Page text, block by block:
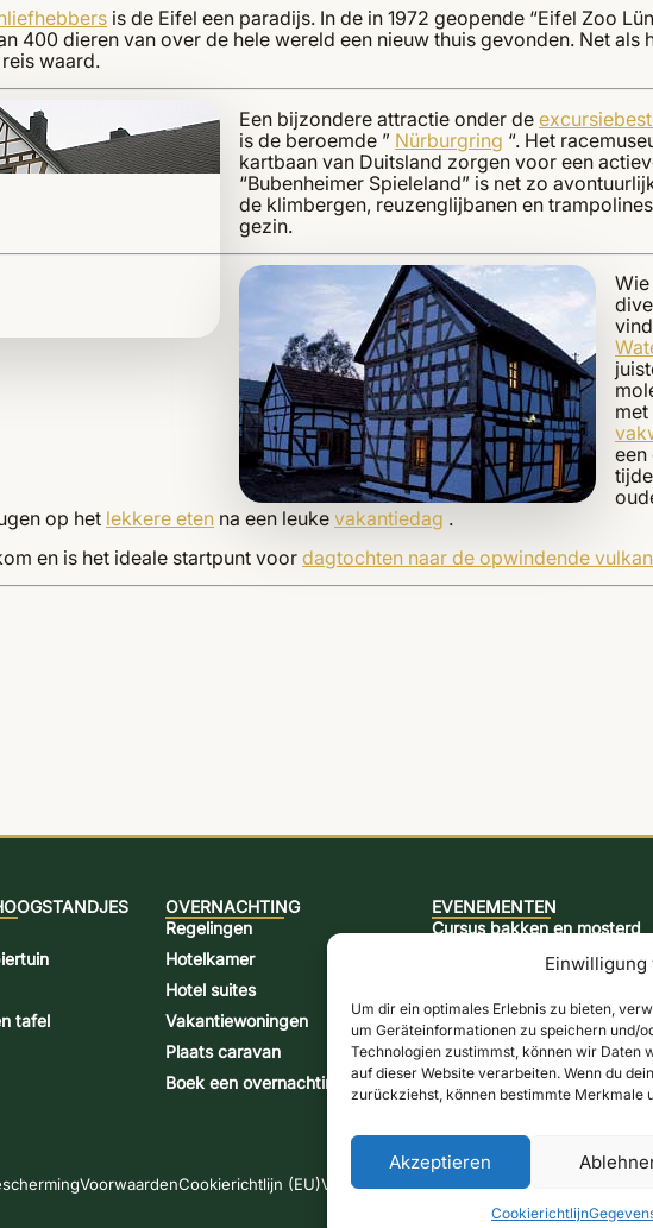
Einwilligung
Um dir ein optimales Erlebnis zu bieten,
um Geräteinformationen zu speichern und/
Technologien zustimmst, können wir Daten
auf dieser Website verarbeiten. Wenn du
zurückziehst, können bestimmte Merkmale
Akzeptieren
Cookierichtlijn
is de Eifel een paradijs. In de in 1972 geopende “Eifel Zoo
400 dieren van over de hele wereld een nieuw thuis gevonden. Net als
waard.
Een bijzondere attractie onder de
is de beroemde ” Nürburgring “. Het
kartbaan van Duitsland zorgen voor een
“Bubenheimer Spieleland” is net zo
de klimbergen, reuzenglijbanen en
gezin.
met
een
op het lekkere eten na een leuke vakantiedag .
en is het ideale startpunt voor dagtochten naar de opwindende
tafel
OVERNACHTING
Regelingen
Hotelkamer
Hotel suites
Vakantiewoningen
Plaats caravan
Boek een overnachting
EVENEMENTEN
Cursus bakken en mosterd
Keulen molenavond
Cursus bier brouwen
Snap-brandcursus
Actiedagen
VoorwaardenCookierichtlijn (EU)Verzendmethoden: Betalingsmethoden